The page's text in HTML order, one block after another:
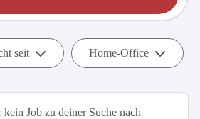
seit Home-Office
kein Job zu deiner Suche nach